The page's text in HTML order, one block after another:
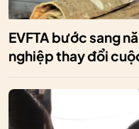
EVFTA bước sang
nghiệp thay đổi